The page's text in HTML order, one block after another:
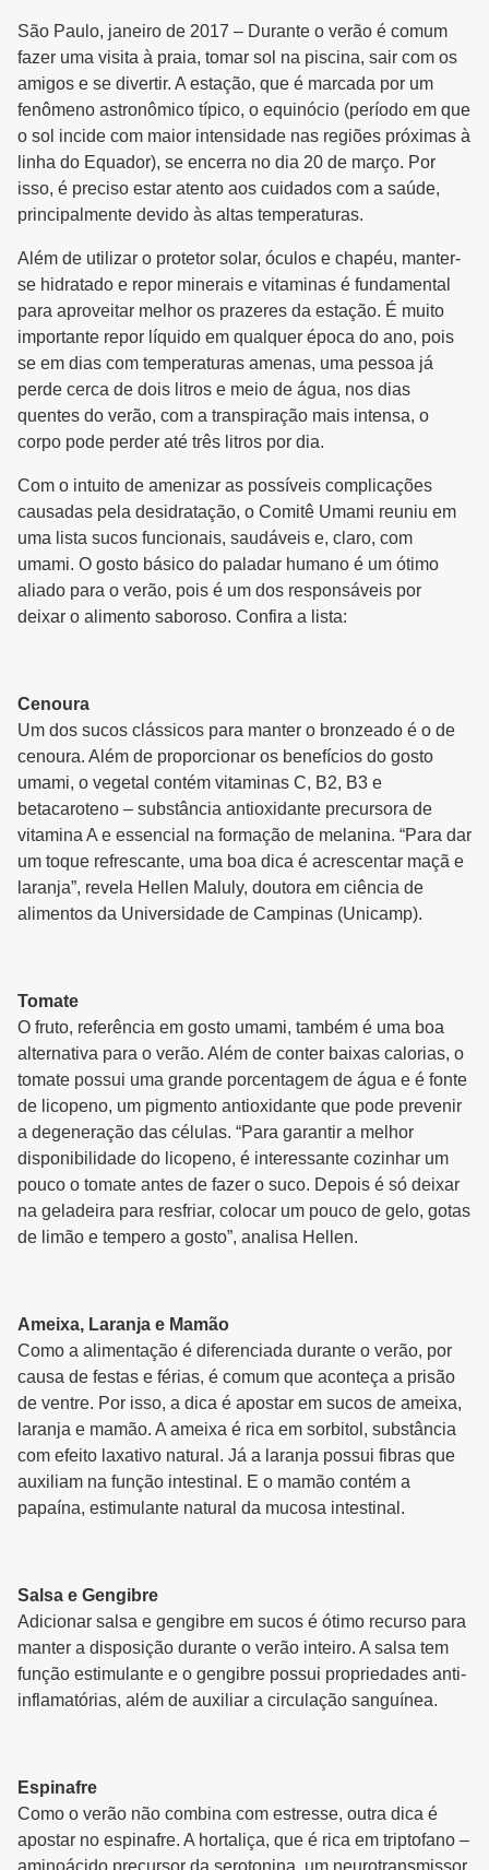
São Paulo, janeiro de 2017 – Durante o verão é comum
fazer uma visita à praia, tomar sol na piscina, sair com os
amigos e se divertir. A estação, que é marcada por um
fenômeno astronômico típico, o equinócio (período em que
o sol incide com maior intensidade nas regiões próximas à
linha do Equador), se encerra no dia 20 de março. Por
isso, é preciso estar atento aos cuidados com a saúde,
principalmente devido às altas temperaturas.
Além de utilizar o protetor solar, óculos e chapéu, manter-
se hidratado e repor minerais e vitaminas é fundamental
para aproveitar melhor os prazeres da estação. É muito
importante repor líquido em qualquer época do ano, pois
se em dias com temperaturas amenas, uma pessoa já
perde cerca de dois litros e meio de água, nos dias
quentes do verão, com a transpiração mais intensa, o
corpo pode perder até três litros por dia.
Com o intuito de amenizar as possíveis complicações
causadas pela desidratação, o Comitê Umami reuniu em
uma lista sucos funcionais, saudáveis e, claro, com
umami. O gosto básico do paladar humano é um ótimo
aliado para o verão, pois é um dos responsáveis por
deixar o alimento saboroso. Confira a lista:
Cenoura
Um dos sucos clássicos para manter o bronzeado é o de
cenoura. Além de proporcionar os benefícios do gosto
umami, o vegetal contém vitaminas C, B2, B3 e
betacaroteno – substância antioxidante precursora de
vitamina A e essencial na formação de melanina. “Para dar
um toque refrescante, uma boa dica é acrescentar maçã e
laranja”, revela Hellen Maluly, doutora em ciência de
alimentos da Universidade de Campinas (Unicamp).
Tomate
O fruto, referência em gosto umami, também é uma boa
alternativa para o verão. Além de conter baixas calorias, o
tomate possui uma grande porcentagem de água e é fonte
de licopeno, um pigmento antioxidante que pode prevenir
a degeneração das células. “Para garantir a melhor
disponibilidade do licopeno, é interessante cozinhar um
pouco o tomate antes de fazer o suco. Depois é só deixar
na geladeira para resfriar, colocar um pouco de gelo, gotas
de limão e tempero a gosto”, analisa Hellen.
Ameixa, Laranja e Mamão
Como a alimentação é diferenciada durante o verão, por
causa de festas e férias, é comum que aconteça a prisão
de ventre. Por isso, a dica é apostar em sucos de ameixa,
laranja e mamão. A ameixa é rica em sorbitol, substância
com efeito laxativo natural. Já a laranja possui fibras que
auxiliam na função intestinal. E o mamão contém a
papaína, estimulante natural da mucosa intestinal.
Salsa e Gengibre
Adicionar salsa e gengibre em sucos é ótimo recurso para
manter a disposição durante o verão inteiro. A salsa tem
função estimulante e o gengibre possui propriedades anti-
inflamatórias, além de auxiliar a circulação sanguínea.
Espinafre
Como o verão não combina com estresse, outra dica é
apostar no espinafre. A hortaliça, que é rica em triptofano –